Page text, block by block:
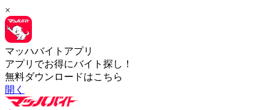
×
マッハバイトアプリ
アプリでお得にバイト探し！
無料ダウンロードはこちら
開く